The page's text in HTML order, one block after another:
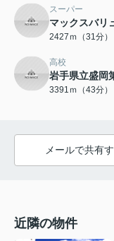
スーパー
マックスバリ
2427ｍ（31分）
高校
岩手県立盛岡
3391ｍ（43分）
メールで共有
近隣の物件